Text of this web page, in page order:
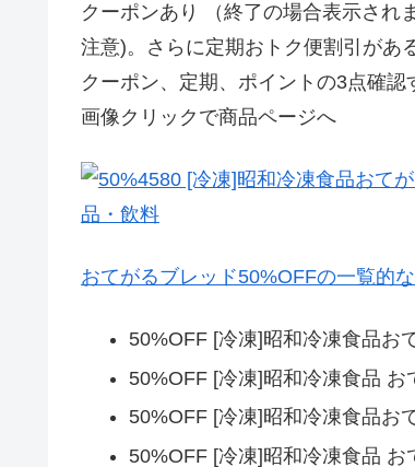
クーポンあり （終了の場合表示され
注意)。さらに定期おトク便割引があ
クーポン、定期、ポイントの3点確認
画像クリックで商品ページへ
おてがるブレッド50%OFFの一覧的
50%OFF [冷凍]昭和冷凍食品お
50%OFF [冷凍]昭和冷凍食品
50%OFF [冷凍]昭和冷凍食品お
50%OFF [冷凍]昭和冷凍食品 お